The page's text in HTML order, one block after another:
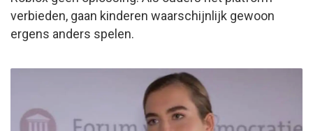
verbieden, gaan kinderen waarschijnlijk gewoon
ergens anders spelen.